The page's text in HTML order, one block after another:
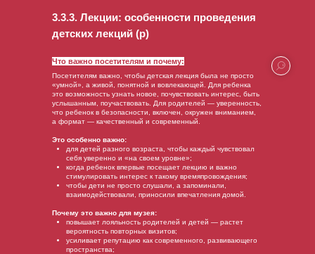
3.3.3. Лекции: особенности проведения
детских лекций (р)
Посетителям важно, чтобы детская лекция была не просто
«умной», а живой, понятной и вовлекающей. Для ребенка
это возможность узнать новое, почувствовать интерес, быть
услышанным, поучаствовать. Для родителей — уверенность,
что ребенок в безопасности, включен, окружен вниманием,
а формат — качественный и современный.
Это особенно важно:
для детей разного возраста, чтобы каждый чувствовал
себя уверенно и «на своем уровне»;
когда ребенок впервые посещает лекцию и важно
стимулировать интерес к такому времяпровождения;
чтобы дети не просто слушали, а запоминали,
взаимодействовали, приносили впечатления домой.
Почему это важно для музея:
повышает лояльность родителей и детей — растет
вероятность повторных визитов;
усиливает репутацию как современного, развивающего
пространства;
Что важно посетителям и почему: